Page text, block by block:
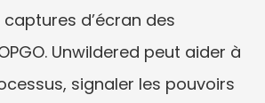
d’écran des
Unwildered peut aider à
signaler les pouvoirs